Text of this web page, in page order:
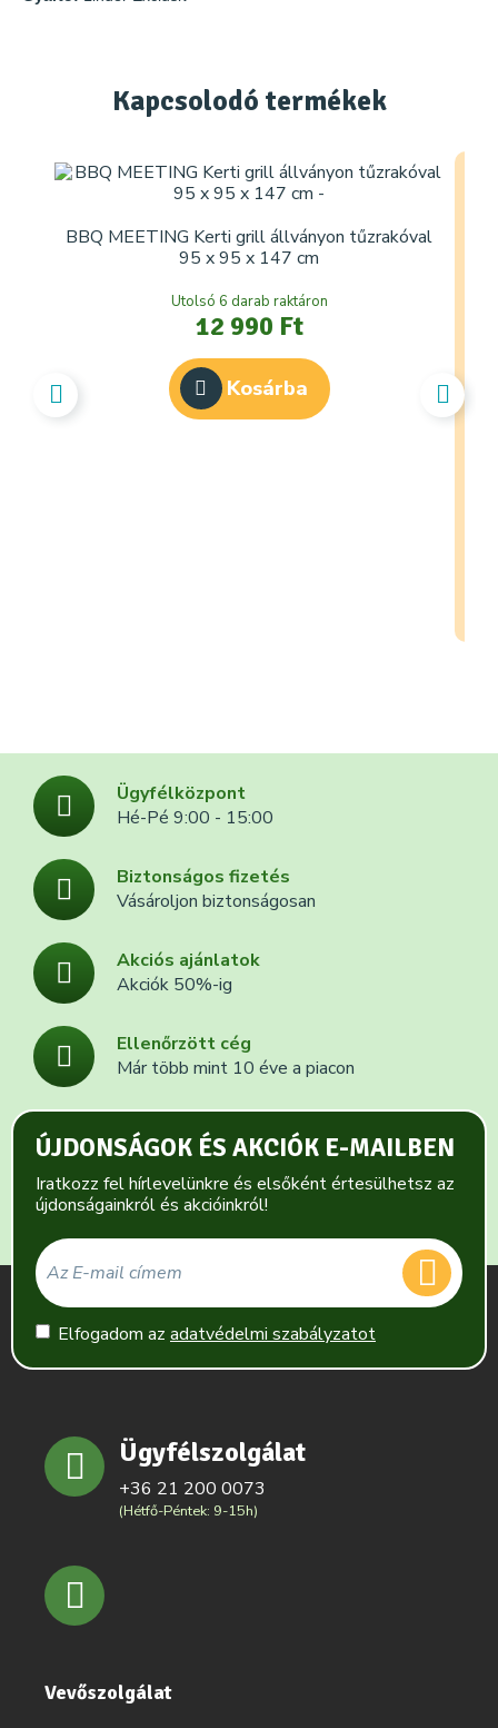
Kapcsolodó termékek
BBQ MEETING Kerti grill állványon tűzrakóval
95 x 95 x 147 cm
Utolsó 6 darab raktáron
12 990 Ft
Kosárba
Ügyfélközpont
Hé-Pé 9:00 - 15:00
Biztonságos fizetés
Vásároljon biztonságosan
Akciós ajánlatok
Akciók 50%-ig
Ellenőrzött cég
Már több mint 10 éve a piacon
ÚJDONSÁGOK ÉS AKCIÓK E-MAILBEN
Iratkozz fel hírlevelünkre és elsőként értesülhetsz az
újdonságainkról és akcióinkról!
Elfogadom az adatvédelmi szabályzatot
Ügyfélszolgálat
+36 21 200 0073
(Hétfő-Péntek: 9-15h)
Vevőszolgálat